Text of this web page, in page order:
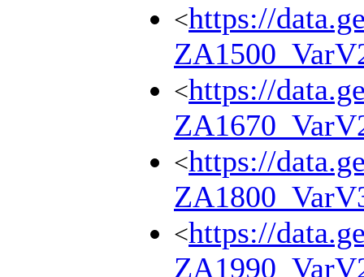
<https://
<https://
<https://
<https://